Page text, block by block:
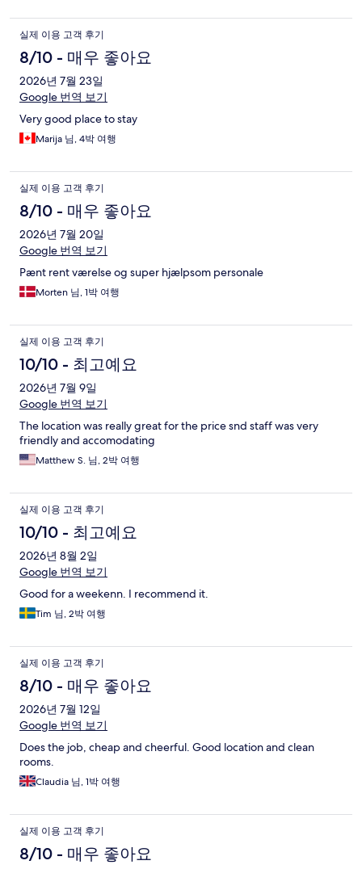
르면 그 소리가 바로 전달되네요.
실제 이용 고객 후기
8/10 - 매우 좋아요
2026년 7월 23일
Google 번역 보기
Very good place to stay
Marija 님, 4박 여행
실제 이용 고객 후기
8/10 - 매우 좋아요
2026년 7월 20일
Google 번역 보기
Pænt rent værelse og super hjælpsom personale
Morten 님, 1박 여행
실제 이용 고객 후기
10/10 - 최고예요
2026년 7월 9일
Google 번역 보기
The location was really great for the price snd staff was very
friendly and accomodating
Matthew S. 님, 2박 여행
실제 이용 고객 후기
10/10 - 최고예요
2026년 8월 2일
Google 번역 보기
Good for a weekenn. I recommend it.
Tim 님, 2박 여행
실제 이용 고객 후기
8/10 - 매우 좋아요
2026년 7월 12일
Google 번역 보기
Does the job, cheap and cheerful. Good location and clean
rooms.
Claudia 님, 1박 여행
실제 이용 고객 후기
8/10 - 매우 좋아요